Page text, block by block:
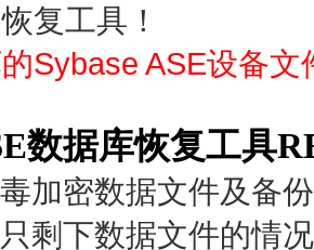
复工具！
Sybase ASE设备
数据库恢复工具
加密数据文件及备
剩下数据文件的情